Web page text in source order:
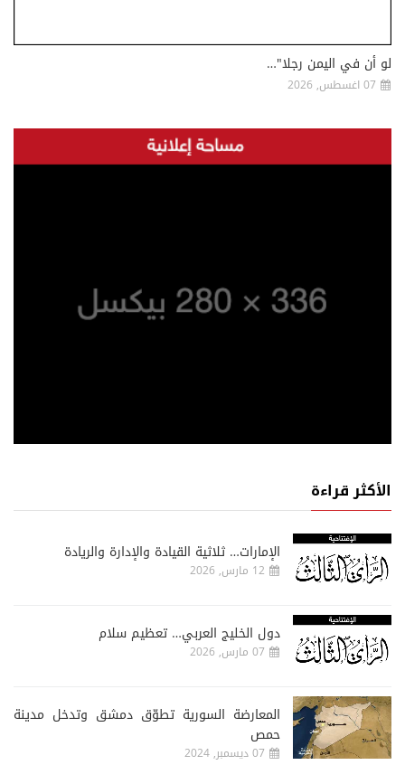
لو أن في اليمن رجلا"…
07 اغسطس, 2026
الأكثر قراءة
الإمارات… ثلاثية القيادة والإدارة والريادة
12 مارس, 2026
دول الخليج العربي… تعظيم سلام
07 مارس, 2026
المعارضة السورية تطوّق دمشق وتدخل مدينة
حمص
07 ديسمبر, 2024